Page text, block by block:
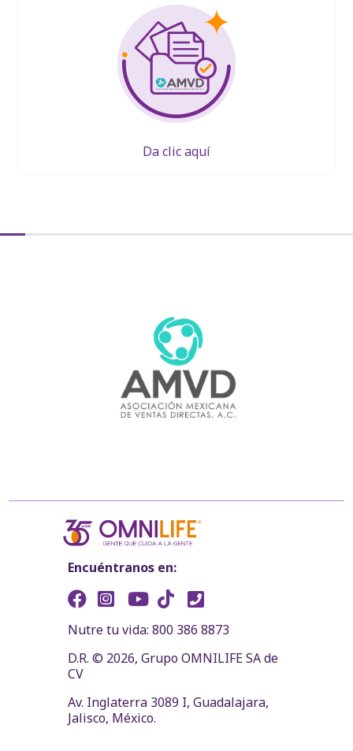
Da clic aquí
Encuéntranos en:
Nutre tu vida: 800 386 8873
D.R. © 2026, Grupo OMNILIFE SA de
CV
Av. Inglaterra 3089 I, Guadalajara,
Jalisco, México.